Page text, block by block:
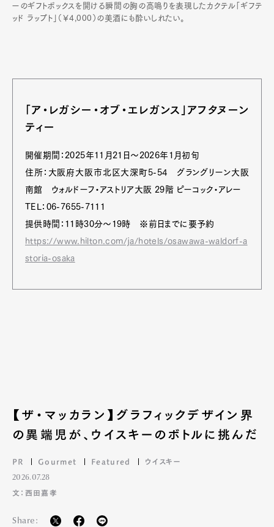
ーのギフトボックスを開ける瞬間の胸の高鳴りを表現したカクテル「ギフテ
ッド ラップト」（￥4,000）の美酒にも酔いしれたい。
「ア・レガシー・オブ・エレガンス」アフタヌーン
ティー
開催期間：2025年11月21日～2026年1月初旬
住所：大阪府大阪市北区大深町5-54 グラングリーン大阪
南館 ウォルドーフ・アストリア大阪 29階 ピーコック・アレー
TEL：06-7655-7111
提供時間：11時30分～19時 ※前日までに要予約
https://www.hilton.com/ja/hotels/osawawa-waldorf-a
storia-osaka
【ザ・マッカラン】グラフィックデザイン界
の異端児が、ウイスキーのボトルに挑んだ
PR Gourmet Featured ウイスキー
2026.07.28
文：西田嘉孝
Share: